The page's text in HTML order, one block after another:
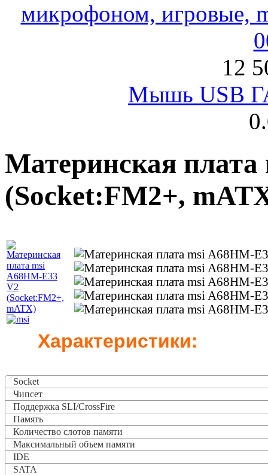
микрофоном, игровые,
12
Мышь USB
Материнская
(Socket:FM2+,
Характеристики:
Socket
Чипсет
Поддержка SLI/CrossFire
Память
Количество слотов памяти
Максимальный объем памяти
IDE
SATA